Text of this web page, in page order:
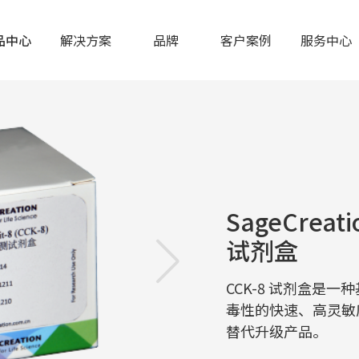
中心 解决方案 品牌 客户案例 服务中心
试剂盒
CCK-8 试剂盒是一
毒性的快速、高灵
替代升级产品。